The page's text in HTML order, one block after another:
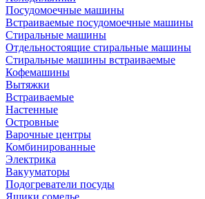
Посудомоечные машины
Встраиваемые посудомоечные машины
Стиральные машины
Отдельностоящие стиральные машины
Стиральные машины встраиваемые
Кофемашины
Вытяжки
Встраиваемые
Настенные
Островные
Варочные центры
Комбинированные
Электрика
Вакууматоры
Подогреватели посуды
Ящики сомелье